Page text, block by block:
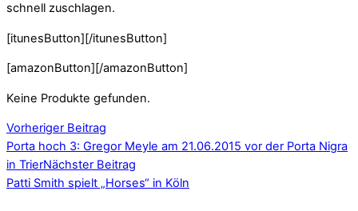
schnell zuschlagen.
[itunesButton][/itunesButton]
[amazonButton][/amazonButton]
Keine Produkte gefunden.
Vorheriger Beitrag
Porta hoch 3: Gregor Meyle am 21.06.2015 vor der Porta Nigra
in TrierNächster Beitrag
Patti Smith spielt „Horses“ in Köln